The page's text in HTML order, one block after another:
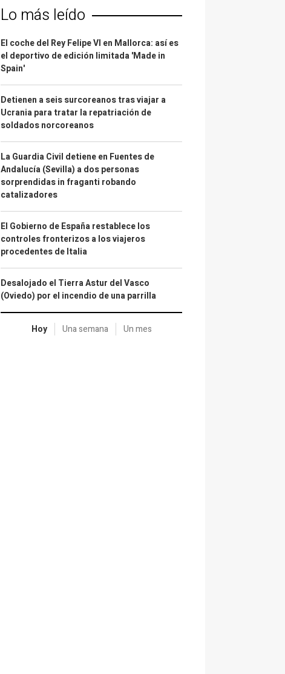
Lo más leído
El coche del Rey Felipe VI en Mallorca: así es
el deportivo de edición limitada 'Made in
Spain'
Detienen a seis surcoreanos tras viajar a
Ucrania para tratar la repatriación de
soldados norcoreanos
La Guardia Civil detiene en Fuentes de
Andalucía (Sevilla) a dos personas
sorprendidas in fraganti robando
catalizadores
El Gobierno de España restablece los
controles fronterizos a los viajeros
procedentes de Italia
Desalojado el Tierra Astur del Vasco
(Oviedo) por el incendio de una parrilla
Hoy Una semana Un mes